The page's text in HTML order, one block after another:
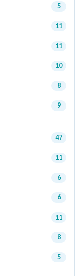
5
11
11
10
8
9
47
11
6
6
11
8
5